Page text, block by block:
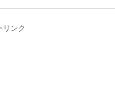
リンク